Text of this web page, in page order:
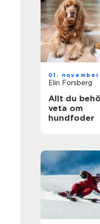
01. november
Elin Forsberg
Allt du
veta om
hundfoder